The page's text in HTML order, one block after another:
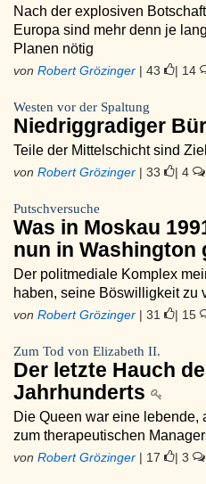
Nach der explosiven
Europa sind mehr denn je
Planen nötig
von Robert Grözinger | 43 | 14
Westen vor der Spaltung
Niedriggradiger
Teile der Mittelschicht sind
von Robert Grözinger | 33 | 4
Putschversuche
Was in Moskau
nun in Washington
Der politmediale Komplex
haben, seine Böswilligkeit zu
von Robert Grözinger | 31 | 15
Zum Tod von Elizabeth II.
Der letzte Hauch
Jahrhunderts
Die Queen war eine lebende,
zum therapeutischen
von Robert Grözinger | 17 | 3